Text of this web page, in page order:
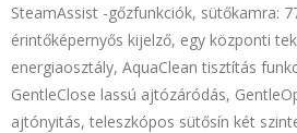
SteamAssist -gőzfunkciók, sütőkamra:
érintőképernyős kijelző, egy központi
energiaosztály, AquaClean tisztítás
GentleClose lassú ajtózáródás,
ajtónyitás, teleszkópos sütősín két